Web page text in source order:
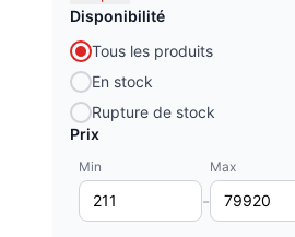
CATERPILLAR
CONMEC
CROWN
CUTDIAMANT
DAYSTAR
DECAKILA
DEWALT
Disponibilité
Tous les produits
En stock
Rupture de stock
Prix
Min
-
Max